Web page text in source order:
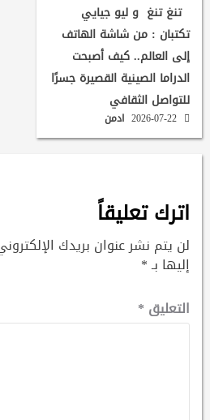
تنغ تنغ و ليو جيايي
تكتبان : من شاشة الهاتف
إلى العالم.. كيف أصبحت
الدراما الصينية القصيرة جسرًا
للتواصل الثقافي
ادمن
اترك تعليقاً
لن يتم نشر عنوان بريدك
إليها بـ*
التعليق *